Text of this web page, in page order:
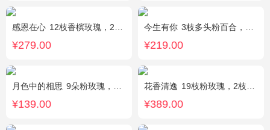
感恩在心 12枝香槟玫瑰，2枝向日葵，搭配白色满天星、尤加利叶
¥279.00
今生有你 3枝多头粉百合，5枝红玫瑰，点缀情人草叶材作成精美的 花瓶花插
¥219.00
月色中的相思 9朵粉玫瑰，配满天星，绿叶
¥139.00
花香清逸 19枝粉玫瑰，2枝粉色乒乓菊，1枝粉色绣球，银叶菊，粉色满天星，绿叶搭配
¥389.00